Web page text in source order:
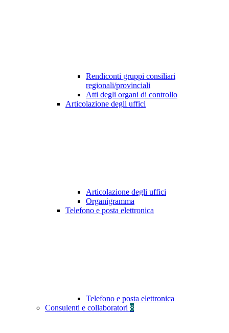
Rendiconti gruppi consiliari
regionali/provinciali
Atti degli organi di controllo
Articolazione degli uffici
Articolazione degli uffici
Organigramma
Telefono e posta elettronica
Telefono e posta elettronica
Consulenti e collaboratori 8